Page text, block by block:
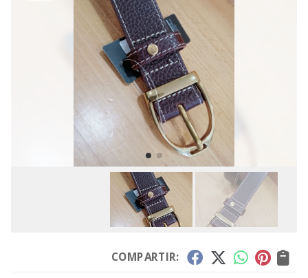
COMPARTIR: